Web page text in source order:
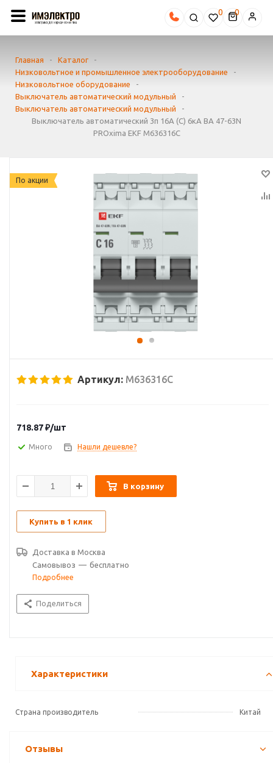
0
Главная - Каталог
-
Низковольтное и промышленное электрооборудование
-
Низковольтное оборудование
-
Выключатель автоматический модульный
-
Выключатель автоматический модульный
-
Выключатель автоматический 3п 16А (C) 6кА ВА 47-63N
PROxima EKF M636316C
По акции
Артикул: M636316C
718.87₽/шт
Много Нашли дешевле?
В корзину
Купить в 1 клик
Доставка в Москва
Самовывоз — бесплатно
Подробнее
Поделиться
Характеристики
Страна производитель Китай
Отзывы